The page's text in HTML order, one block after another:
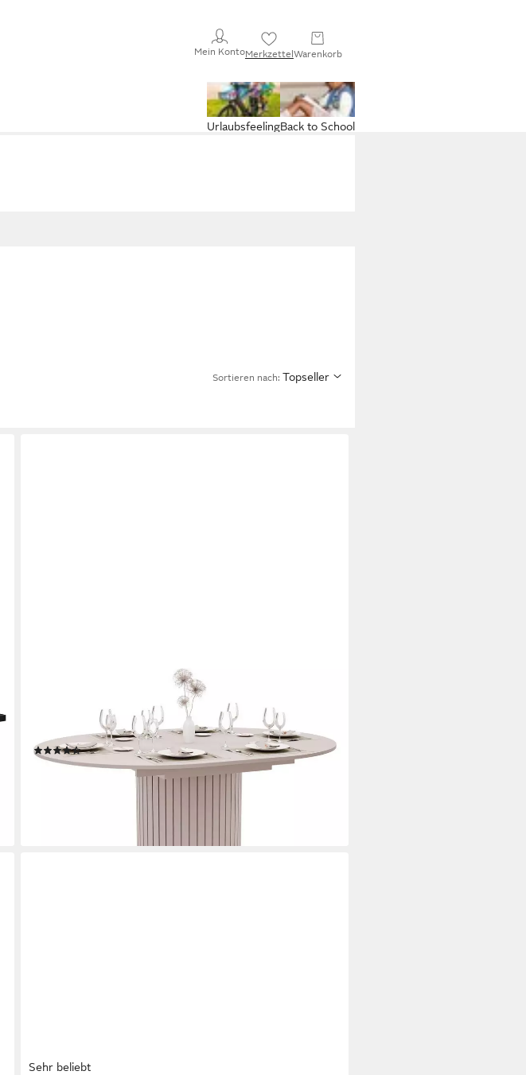
Mein KontoMerkzettelWarenkorb
Back to School
Urlaubsfeeling
Sortieren nach: Topseller
Esstisch LINNEA Ø120-160cm Ausziehbar Säule Lamellen
(Einzeltisch, 1-St., 1x Esstisch), Säule in Lamellen-Optik,
Kaschmir & Schwarz
(3)
469,00 € 899,00 €
Sehr beliebt